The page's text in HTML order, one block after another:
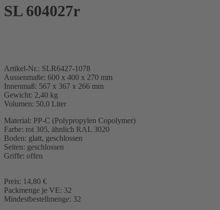
SL 604027r
Artikel-Nr.: SLR6427-1078
Aussenmaße: 600 x 400 x 270 mm
Innenmaß: 567 x 367 x 266 mm
Gewicht: 2,40 kg
Volumen: 50,0 Liter
Material: PP-C (Polypropylen Copolymer)
Farbe: rot 305, ähnlich RAL 3020
Boden: glatt, geschlossen
Seiten: geschlossen
Griffe: offen
Preis: 14,80 €
Packmenge je VE: 32
Mindestbestellmenge: 32